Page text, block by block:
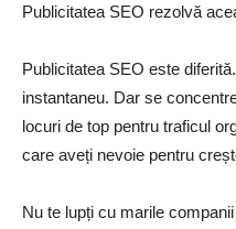
Publicitatea SEO rezolvă
Publicitatea SEO este
instantaneu. Dar se
locuri de top pentru traficul
care aveți nevoie pentru
Nu te lupți cu marile